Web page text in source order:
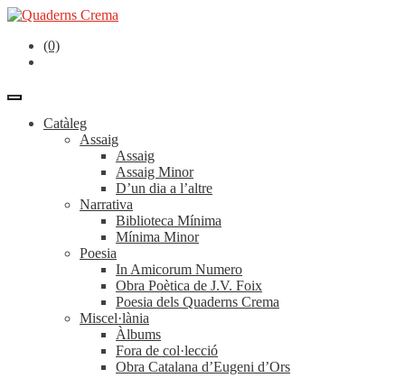
(0)
Catàleg
Assaig
Assaig
Assaig Minor
D’un dia a l’altre
Narrativa
Biblioteca Mínima
Mínima Minor
Poesia
In Amicorum Numero
Obra Poètica de J.V. Foix
Poesia dels Quaderns Crema
Miscel·lània
Àlbums
Fora de col·lecció
Obra Catalana d’Eugeni d’Ors